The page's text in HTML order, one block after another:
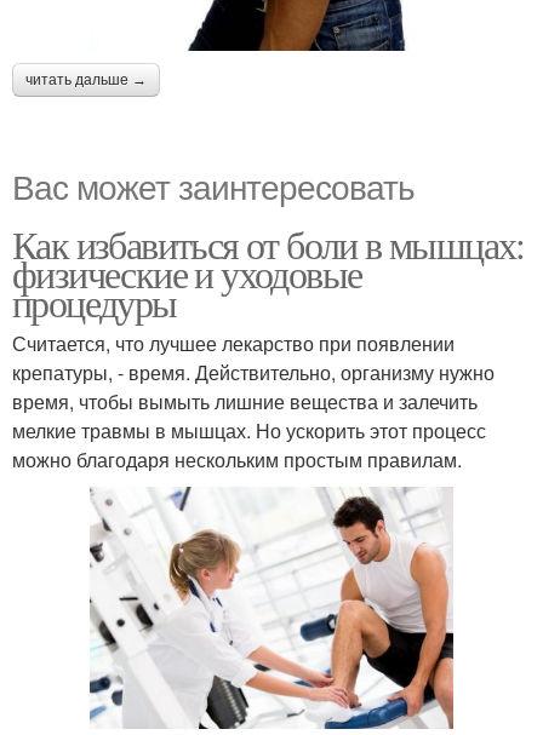
читать дальше →
Вас может заинтересовать
Как избавиться от боли в мышцах:
физические и уходовые
процедуры
Считается, что лучшее лекарство при появлении
крепатуры, - время. Действительно, организму нужно
время, чтобы вымыть лишние вещества и залечить
мелкие травмы в мышцах. Но ускорить этот процесс
можно благодаря нескольким простым правилам.